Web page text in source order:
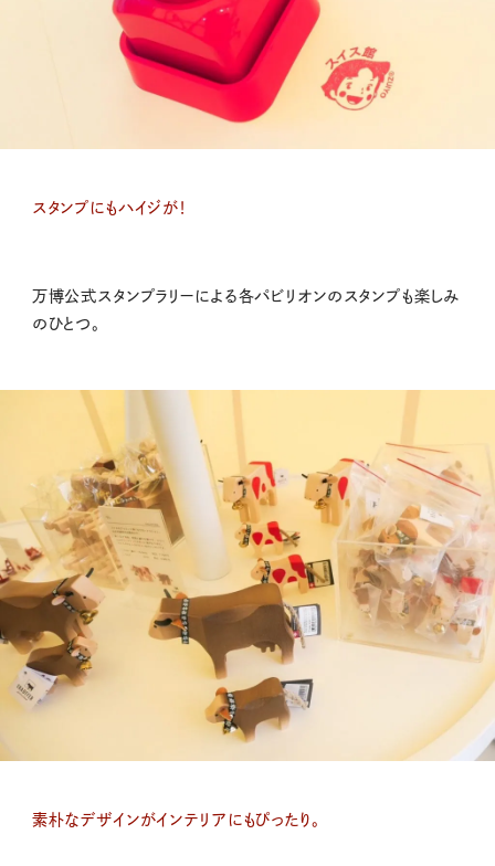
スタンプにもハイジが！
万博公式スタンプラリーによる各パビリオンのスタンプも楽しみ
のひとつ。
素朴なデザインがインテリアにもぴったり。